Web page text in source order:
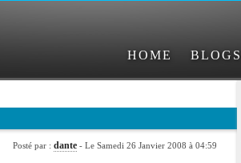
HOME BLOGS
Posté par : dante - Le Samedi 26 Janvier 2008 à 04:59